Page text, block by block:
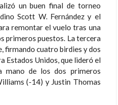
Scott W. Fernández y el
remontar el vuelo tras una
puestos. La tercera
firmando cuatro birdies y dos
mano de los dos primeros
(-14) y Justin Thomas